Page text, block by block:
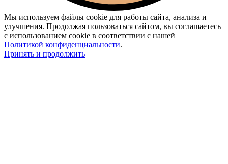
Мы используем файлы cookie для работы сайта, анализа и
улучшения. Продолжая пользоваться сайтом, вы соглашаетесь
с использованием cookie в соответствии с нашей
Политикой конфиденциальности.
Принять и продолжить